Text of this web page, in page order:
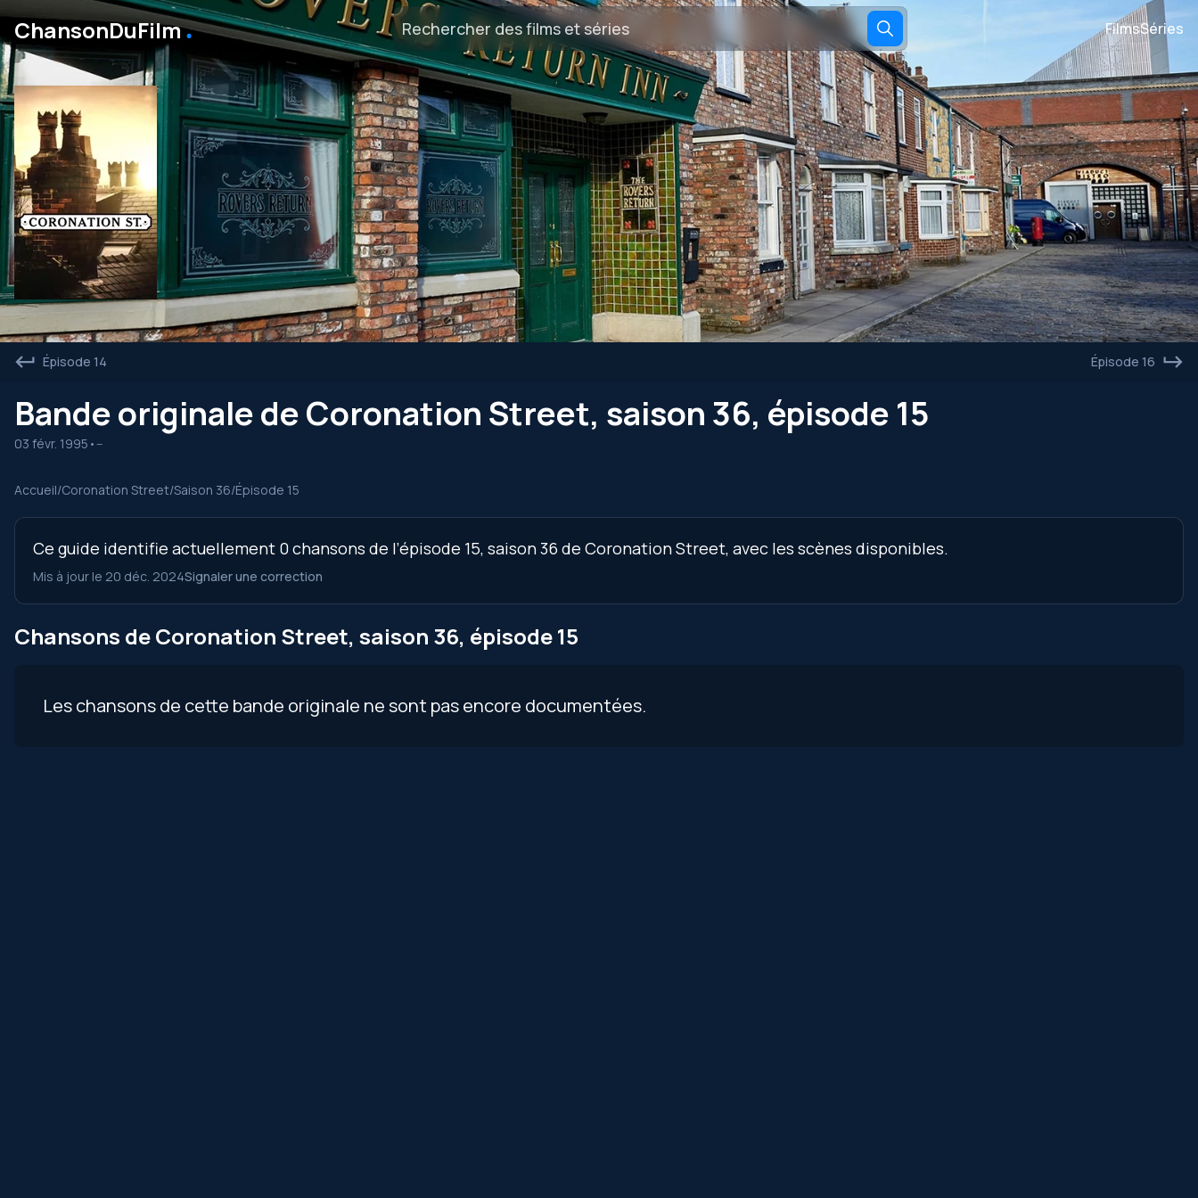
ChansonDuFilm․ FilmsSéries
Épisode 14 Épisode 16
Bande originale de Coronation Street, saison 36, épisode 15
03 févr. 1995 • --
Accueil/Coronation Street/Saison 36/Épisode 15
Ce guide identifie actuellement 0 chansons de l’épisode 15, saison 36 de Coronation Street, avec les scènes disponibles.
Mis à jour le 20 déc. 2024Signaler une correction
Chansons de Coronation Street, saison 36, épisode 15
Les chansons de cette bande originale ne sont pas encore documentées.